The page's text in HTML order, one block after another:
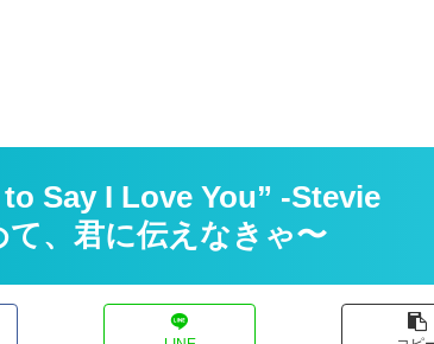
Say I Love You” -Stevie
、君に伝えなきゃ〜